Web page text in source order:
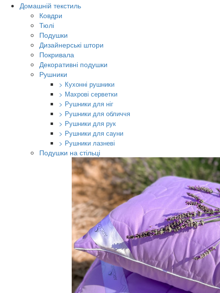
Домашній текстиль
Ковдри
Тюлі
Подушки
Дизайнерські штори
Покривала
Декоративні подушки
Рушники
> Кухонні рушники
> Махрові серветки
> Рушники для ніг
> Рушники для обличчя
> Рушники для рук
> Рушники для сауни
> Рушники лазневі
Подушки на стільці